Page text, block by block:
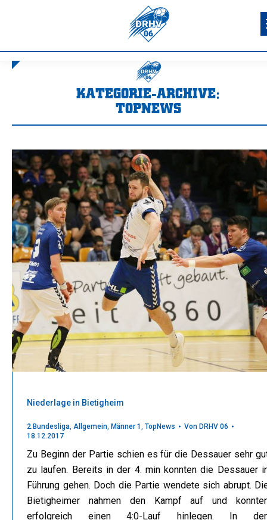
KATEGORIE-ARCHIVE:
TOPNEWS
Niederlage in Bietigheim
2.Bundesliga, Allgemein, Männer 1 , TopNews Von DRHV 06
18.12.2017
Zu Beginn der Partie schien es für die Dessauer sehr
zu laufen. Bereits in der 4. min konnten die Dessauer
Führung gehen. Doch die Partie wendete sich abrupt.
Bietigheimer nahmen den Kampf auf und
erfolgreich einen 4:0-Lauf hinlegen. In